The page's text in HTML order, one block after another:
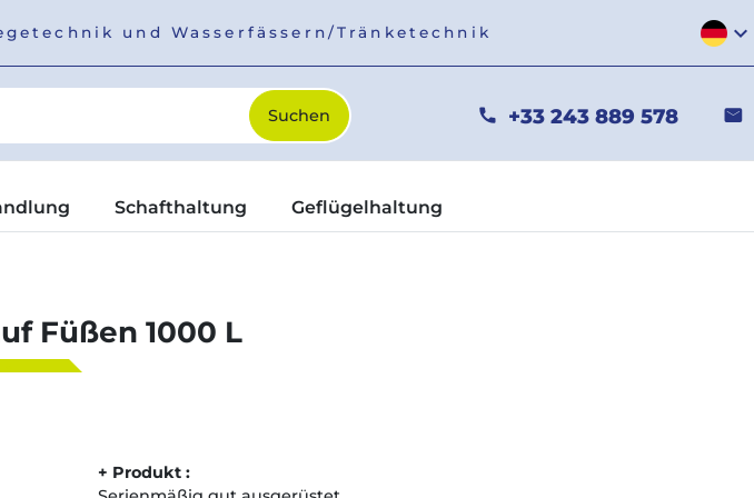
und Wasserfässern/Tränketechnik expand_more
phone +33 243 889 578 mail
Schafthaltung Geflügelhaltung
Füßen 1000 L
+ Produkt :